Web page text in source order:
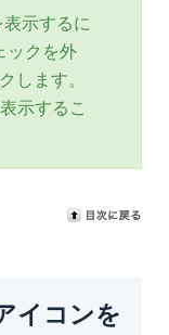
示するに
ックを外
します。
示するこ
イコンを